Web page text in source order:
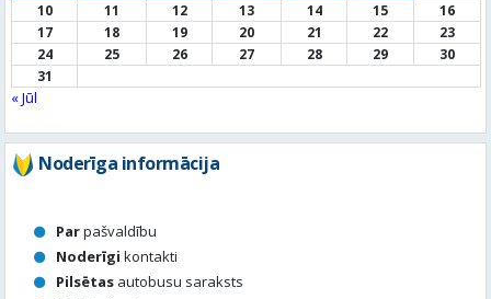
10
11 12 13 14 15
16
17
18 19 20 21 22
23
24
25 26 27 28 29
30
31
« Jūl
Noderīga informācija
Parpašvaldību
Noderīgi kontakti
Pilsētas autobusu saraksts